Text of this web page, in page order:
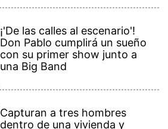
¡'De las calles al escenario'!
Don Pablo cumplirá un sueño
con su primer show junto a
una Big Band
Capturan a tres hombres
dentro de una vivienda y